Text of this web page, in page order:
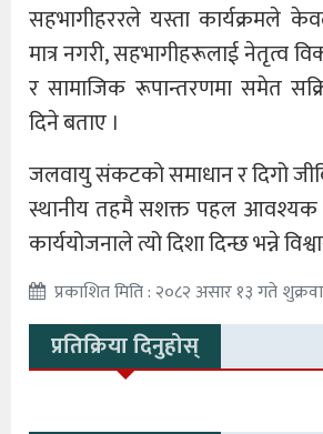
सहभागीहररले यस्ता कार्यक्रमले
मात्र नगरी, सहभागीहरूलाई नेतृत्व
र सामाजिक रूपान्तरणमा समेत
दिने बताए ।
जलवायु संकटको समाधान र दिगो
स्थानीय तहमै सशक्त पहल आवश्यक
कार्ययोजनाले त्यो दिशा दिन्छ भन्ने
प्रकाशित मिति : २०८२ असार १३ गते
प्रतिक्रिया दिनुहोस्